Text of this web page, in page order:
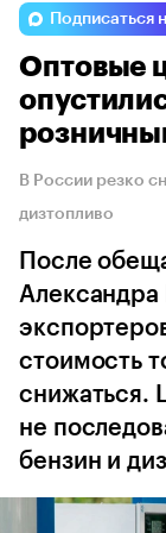
Voyah
Подписаться
Оптовые
В России резко
дизтопливо
После
Александра
стоимость
снижаться.
не
бензин и